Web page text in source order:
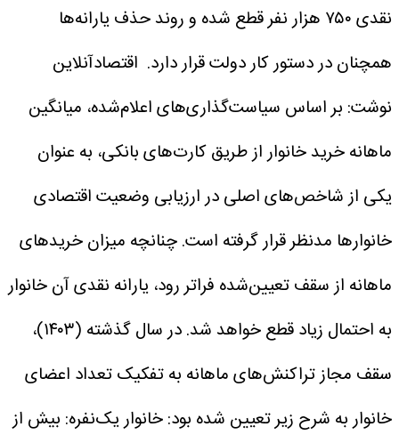
نقدی ۷۵۰ هزار نفر قطع شده و روند حذف یارانه‌ها
همچنان در دستور کار دولت قرار دارد. اقتصادآنلاین
نوشت: بر اساس سیاست‌گذاری‌های اعلام‌شده، میانگین
ماهانه خرید خانوار از طریق کارت‌های بانکی، به عنوان
یکی از شاخص‌های اصلی در ارزیابی وضعیت اقتصادی
خانوارها مدنظر قرار گرفته است. چنانچه میزان خریدهای
ماهانه از سقف تعیین‌شده فراتر رود، یارانه نقدی آن خانوار
به احتمال زیاد قطع خواهد شد.
در سال گذشته (۱۴۰۳)،
سقف مجاز تراکنش‌های ماهانه به تفکیک تعداد اعضای
خانوار به شرح زیر تعیین شده بود:خانوار یک‌نفره: بیش از